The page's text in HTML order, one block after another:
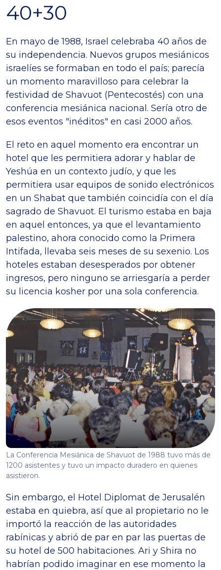
40+30
En mayo de 1988, Israel celebraba 40 años de
su independencia. Nuevos grupos mesiánicos
israelíes se formaban en todo el país; parecía
un momento maravilloso para celebrar la
festividad de Shavuot (Pentecostés) con una
conferencia mesiánica nacional. Sería otro de
esos eventos "inéditos" en casi 2000 años.
El reto en aquel momento era encontrar un
hotel que les permitiera adorar y hablar de
Yeshúa en un contexto judío, y que les
permitiera usar equipos de sonido electrónicos
en un Shabat que también coincidía con el día
sagrado de Shavuot. El turismo estaba en baja
en aquel entonces, ya que el levantamiento
palestino, ahora conocido como la Primera
Intifada, llevaba seis meses de su sexenio. Los
hoteles estaban desesperados por obtener
ingresos, pero ninguno se arriesgaría a perder
su licencia kosher por una sola conferencia.
La Conferencia Mesiánica de Shavuot de 1988 tuvo más de
1200 asistentes y tuvo un impacto duradero en quienes
asistieron.
Sin embargo, el Hotel Diplomat de Jerusalén
estaba en quiebra, así que al propietario no le
importó la reacción de las autoridades
rabínicas y abrió de par en par las puertas de
su hotel de 500 habitaciones. Ari y Shira no
habrían podido imaginar en ese momento la